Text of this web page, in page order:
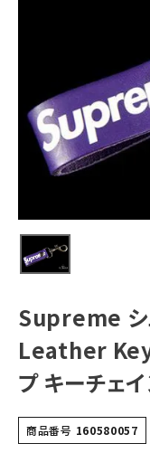
Supreme シュプ
リーム 21SS
Leather Key
Loop レザーキー
¥15,980 (税込)
NEW ITEMS
CATEGORY
Tシャツ・ロングス
パーカー・トレーナ
ジャケット・アウタ
キャップ・ハット
Supreme シ
Leather
プ キーチェ
商品番号 160580057